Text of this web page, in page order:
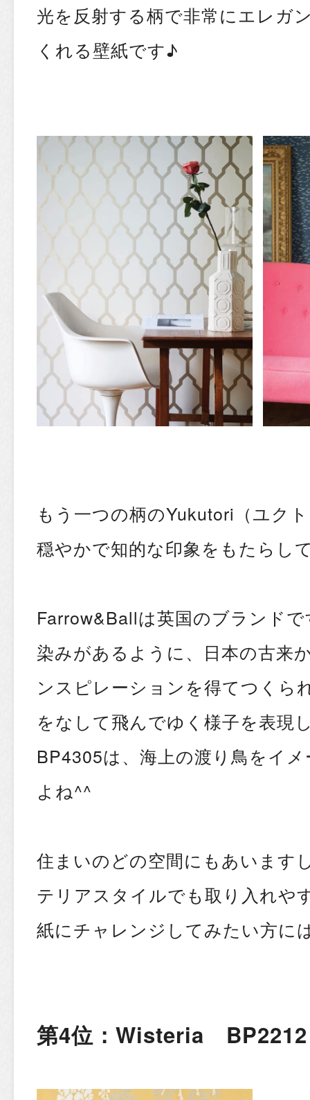
光を反射する柄で非常にエレガ
くれる壁紙です♪
もう一つの柄のYukutori（ユク
穏やかで知的な印象をもたらし
Farrow&Ballは英国のブランド
染みがあるように、日本の古来
ンスピレーションを得てつくら
をなして飛んでゆく様子を表現
BP4305は、海上の渡り鳥をイ
よね^^
住まいのどの空間にもあいます
テリアスタイルでも取り入れや
紙にチャレンジしてみたい方に
第4位：Wisteria BP2212